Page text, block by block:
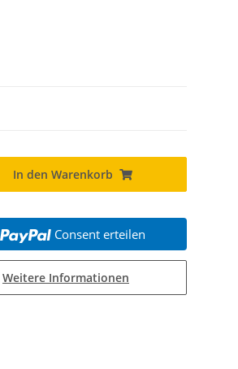
In den Warenkorb
Consent erteilen
Weitere Informationen